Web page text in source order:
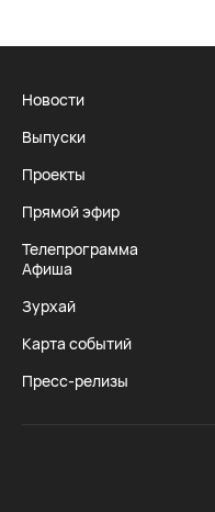
Новости
Выпуски
Проекты
Прямой эфир
Телепрограмма
Афиша
Зурхай
Карта событий
Пресс-релизы